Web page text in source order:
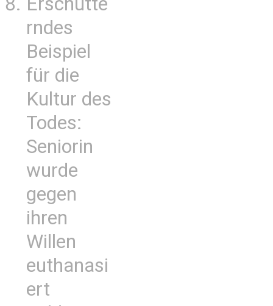
rndes
Beispiel
für die
Kultur des
Todes:
Seniorin
wurde
gegen
ihren
Willen
euthanasi
ert